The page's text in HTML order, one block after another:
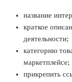
название
краткое
деятельности;
категорию
маркетплейсе;
прикрепить